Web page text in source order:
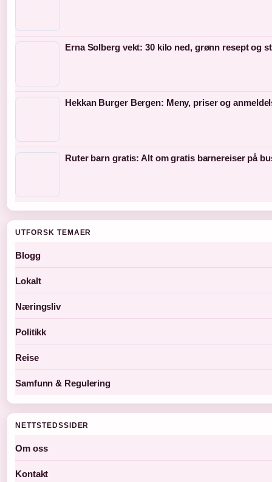
Erna Solberg vekt: 30 kilo ned, grønn resept og
Hekkan Burger Bergen: Meny, priser og
Ruter barn gratis: Alt om gratis barnereiser på
UTFORSK TEMAER
Blogg
Lokalt
Næringsliv
Politikk
Reise
Samfunn & Regulering
NETTSTEDSSIDER
Om oss
Kontakt